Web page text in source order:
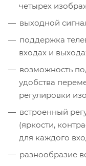
четырех
выходной
поддержка
входах и
возможность
удобства
регулировки
встроенный
(яркости,
для каждого
разнообразие